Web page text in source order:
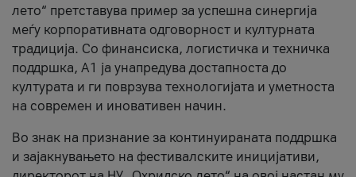
лето“ претставува пример за успешна синергија
меѓу корпоративната одговорност и културната
традиција. Со финансиска, логистичка и техничка
поддршка, A1 ја унапредува достапноста до
културата и ги поврзува технологијата и уметноста
на современ и иновативен начин.
Во знак на признание за континуираната поддршка
и зајакнувањето на фестивалските иницијативи,